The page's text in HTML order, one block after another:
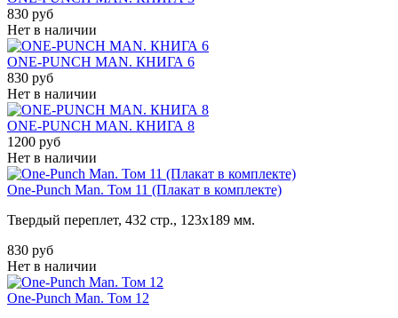
830 руб
Нет в наличии
ONE-PUNCH MAN. КНИГА 6
830 руб
Нет в наличии
ONE-PUNCH MAN. КНИГА 8
1200 руб
Нет в наличии
One-Punch Man. Том 11 (Плакат в комплекте)
Твердый переплет, 432 стр., 123х189 мм.
830 руб
Нет в наличии
One-Punch Man. Том 12